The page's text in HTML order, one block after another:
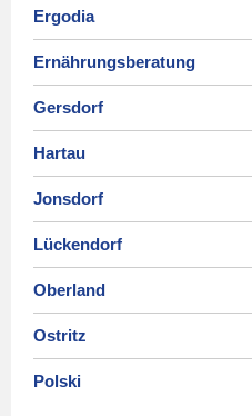
Ergodia
Ernährungsberatung
Gersdorf
Hartau
Jonsdorf
Lückendorf
Oberland
Ostritz
Polski